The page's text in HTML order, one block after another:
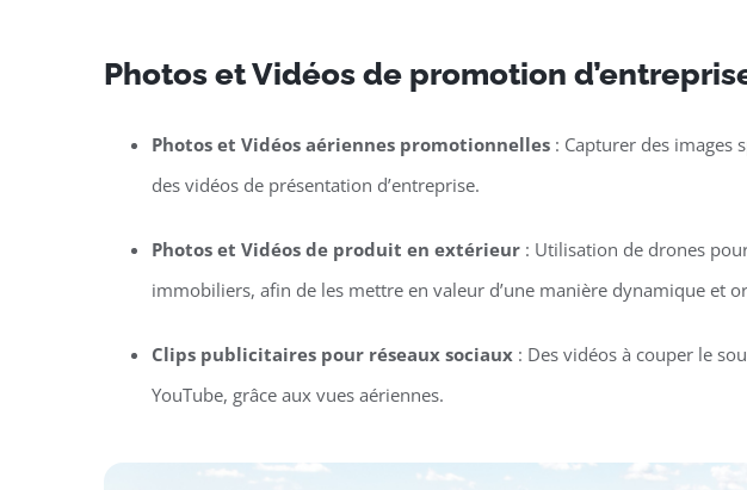
Photos et Vidéos de promotion
Photos et Vidéos aériennes promotionnelles: Capturer des images
des vidéos de présentation d’entreprise.
Photos et Vidéos de produit en extérieur: Utilisation de drones
immobiliers, afin de les mettre en valeur d’une manière dynamique et
Clips publicitaires pour réseaux sociaux: Des vidéos à couper le
YouTube, grâce aux vues aériennes.